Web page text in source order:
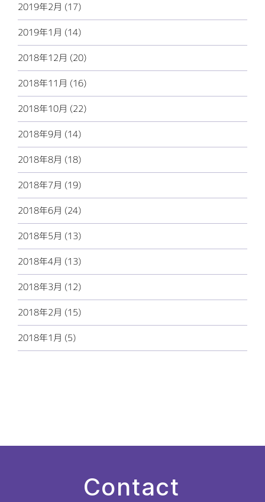
2019年2月 (17)
2019年1月 (14)
2018年12月 (20)
2018年11月 (16)
2018年10月 (22)
2018年9月 (14)
2018年8月 (18)
2018年7月 (19)
2018年6月 (24)
2018年5月 (13)
2018年4月 (13)
2018年3月 (12)
2018年2月 (15)
2018年1月 (5)
Contact